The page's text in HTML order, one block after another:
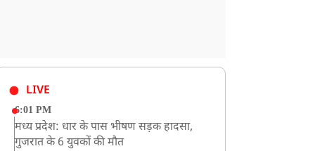
LIVE
6:01 PM
मध्य प्रदेश: धार के पास भीषण सड़क हादसा,
गुजरात के 6 युवकों की मौत